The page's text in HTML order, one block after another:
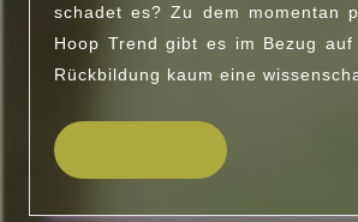
schadet es? Zu dem momentan
Hoop Trend gibt es im Bezug
Rückbildung kaum eine
WEITERLESEN